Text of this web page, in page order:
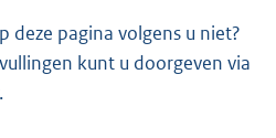
pagina volgens u niet?
kunt u doorgeven via
.